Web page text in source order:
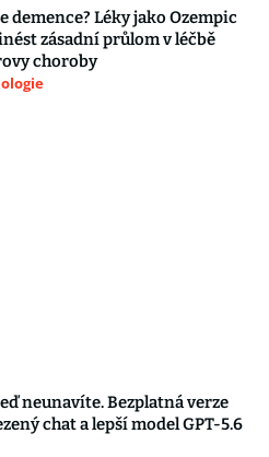
demence? Léky jako Ozempic
zásadní průlom v léčbě
choroby
neunavíte. Bezplatná verze
chat a lepší model GPT-5.6